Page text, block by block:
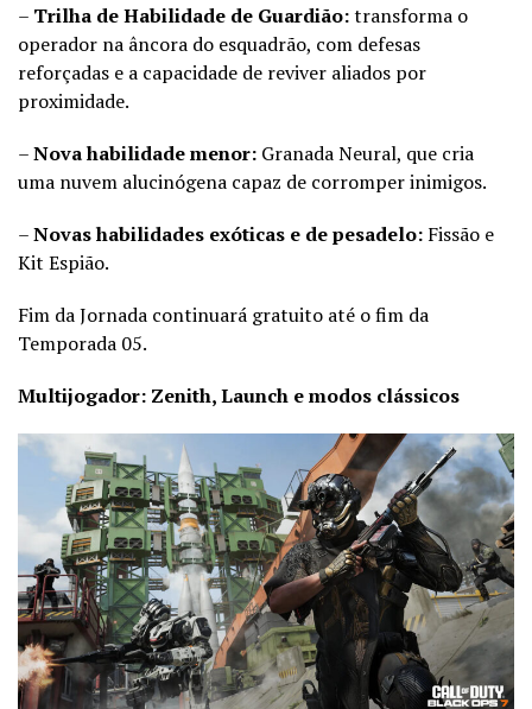
– Trilha de Habilidade de Guardião:transforma o
operador na âncora do esquadrão, com defesas
reforçadas e a capacidade de reviver aliados por
proximidade.
–Nova habilidade menor: Granada Neural, que cria
uma nuvem alucinógena capaz de corromper inimigos.
–Novas habilidades exóticas e de pesadelo: Fissão e
Kit Espião.
Fim da Jornada continuará gratuito até o fim da
Temporada 05.
Multijogador: Zenith, Launch e modos clássicos